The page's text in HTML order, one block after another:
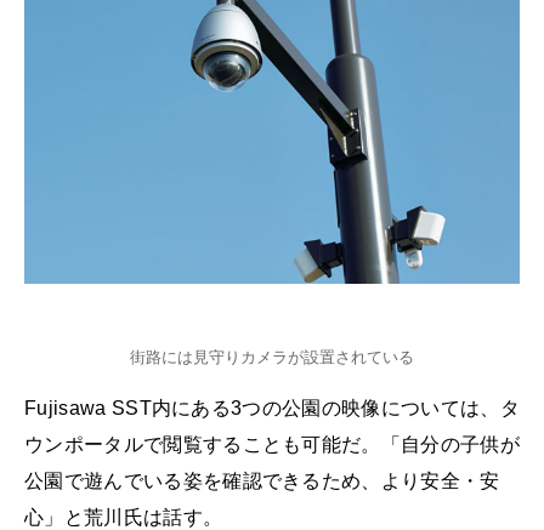
街路には見守りカメラが設置されている
Fujisawa SST内にある3つの公園の映像については、タ
ウンポータルで閲覧することも可能だ。「自分の子供が
公園で遊んでいる姿を確認できるため、より安全・安
心」と荒川氏は話す。